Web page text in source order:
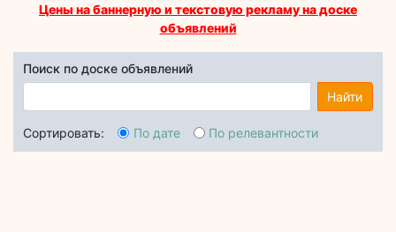
Цены на баннерную и текстовую рекламу на доске
объявлений
Поиск по доске объявлений
Найти
Сортировать: По дате По релевантности